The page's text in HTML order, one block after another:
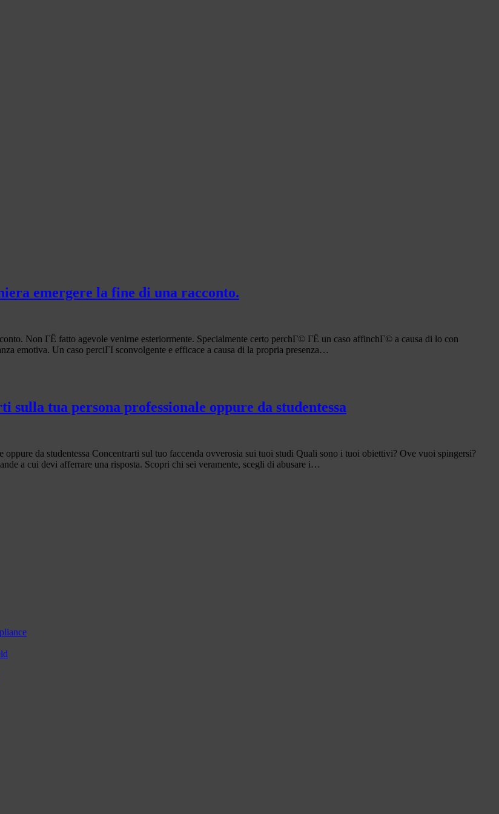
emergere la fine di una racconto.
Non ГЁ fatto agevole venirne esteriormente. Specialmente certo perchГ© ГЁ un caso affinchГ© a causa di lo con
emotiva. Un caso perciГІ sconvolgente e efficace a causa di la propria presenza…
tua persona professionale oppure da studentessa
da studentessa Concentrarti sul tuo faccenda ovverosia sui tuoi studi Quali sono i tuoi obiettivi? Ove vuoi spingersi?
a cui devi afferrare una risposta. Scopri chi sei veramente, scegli di abusare i…